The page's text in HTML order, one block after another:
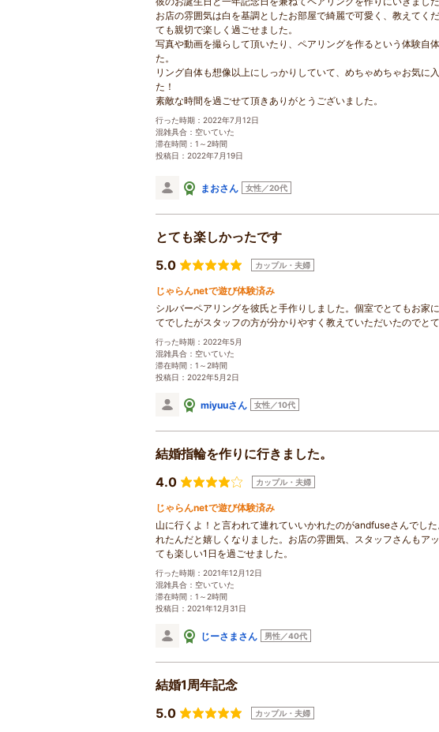
お店の雰囲気は白を基調としたお部屋で綺麗で可愛く、教えてく
ても親切で楽しく過ごせました。
写真や動画を撮らして頂いたり、ペアリングを作るという体験自
た。
リング自体も想像以上にしっかりしていて、めちゃめちゃお気に
た！
素敵な時間を過ごせて頂きありがとうございました。
行った時期：2022年7月12日
混雑具合：空いていた
滞在時間：1～2時間
投稿日：2022年7月19日
まおさん 女性／20代
とても楽しかったです
5.0
カップル・夫婦
じゃらんnetで遊び体験済み
シルバーペアリングを彼氏と手作りしました。個室でとてもお家
てでしたがスタッフの方が分かりやすく教えていただいたのでと
行った時期：2022年5月
混雑具合：空いていた
滞在時間：1～2時間
投稿日：2022年5月2日
miyuuさん 女性／10代
結婚指輪を作りに行きました。
4.0
カップル・夫婦
じゃらんnetで遊び体験済み
山に行くよ！と言われて連れていいかれたのがandfuseさんでし
れたんだと嬉しくなりました。お店の雰囲気、スタッフさんもア
ても楽しい1日を過ごせました。
行った時期：2021年12月12日
混雑具合：空いていた
滞在時間：1～2時間
投稿日：2021年12月31日
じーさまさん 男性／40代
結婚1周年記念
5.0
カップル・夫婦